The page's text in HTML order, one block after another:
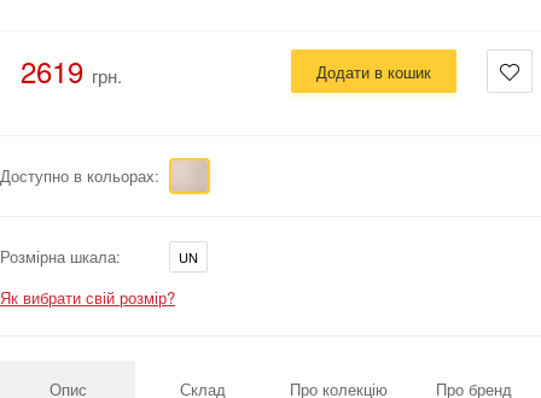
2619 грн. Додати в кошик
Доступно в кольорах:
Розмірна шкала: UN
Як вибрати свій розмір?
Опис Склад Про колекцію Про бренд